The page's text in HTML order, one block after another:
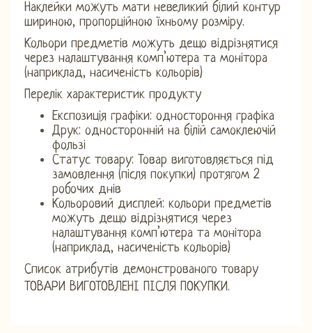
Наклейки можуть мати невеликий білий контур
шириною, пропорційною їхньому розміру.
Кольори предметів можуть дещо відрізнятися
через налаштування комп’ютера та монітора
(наприклад, насиченість кольорів)
Перелік характеристик продукту
Експозиція графіки: одностороння графіка
Друк: односторонній на білій самоклеючій
фользі
Статус товару: Товар виготовляється під
замовлення (після покупки) протягом 2
робочих днів
Кольоровий дисплей: кольори предметів
можуть дещо відрізнятися через
налаштування комп’ютера та монітора
(наприклад, насиченість кольорів)
Список атрибутів демонстрованого товару
ТОВАРИ ВИГОТОВЛЕНІ ПІСЛЯ ПОКУПКИ.